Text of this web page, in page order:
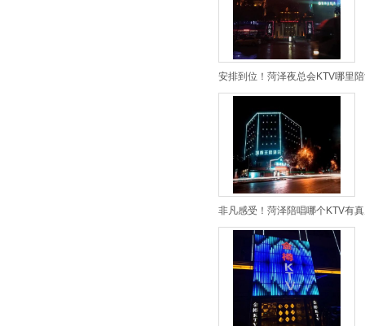
安排到位！菏泽夜总会KTV哪里
非凡感受！菏泽陪唱哪个KTV有